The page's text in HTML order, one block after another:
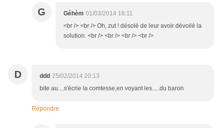
G Géhèm 01/03/2014 16:11
<br /> <br /> Oh, zut ! désolé de leur avoir dévoilé la
solution. <br /> <br /> <br /> <br />
D ddd 25/02/2014 20:13
bite au....s'écrie la comtesse,en voyant les.....du baron
Répondre